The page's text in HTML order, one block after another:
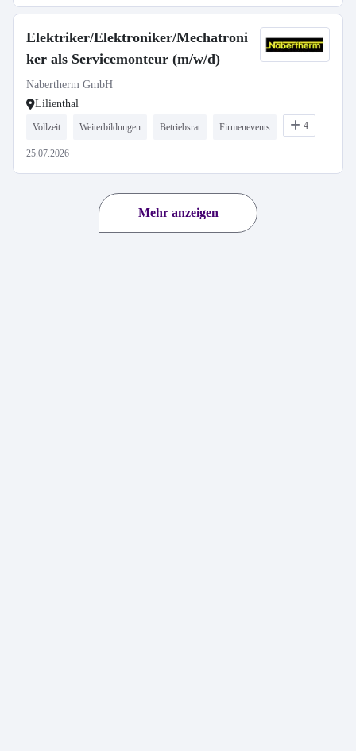
Elektriker/Elektroniker/Mechatroni
ker als Servicemonteur (m/w/d)
Nabertherm GmbH
Lilienthal
Vollzeit Weiterbildungen Betriebsrat Firmenevents 4
25.07.2026
Mehr anzeigen